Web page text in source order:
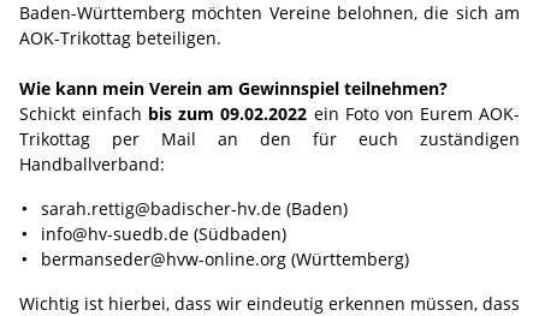
Baden-Württemberg möchten Vereine belohnen, die sich am
AOK-Trikottag beteiligen.
Wie kann mein Verein am Gewinnspiel teilnehmen?
Schickt einfach bis zum 09.02.2022 ein Foto von Eurem AOK-
Trikottag per Mail an den für euch zuständigen
Handballverband:
sarah.rettig@badischer-hv.de (Baden)
info@hv-suedb.de (Südbaden)
bermanseder@hvw-online.org (Württemberg)
Wichtig ist hierbei, dass wir eindeutig erkennen müssen, dass